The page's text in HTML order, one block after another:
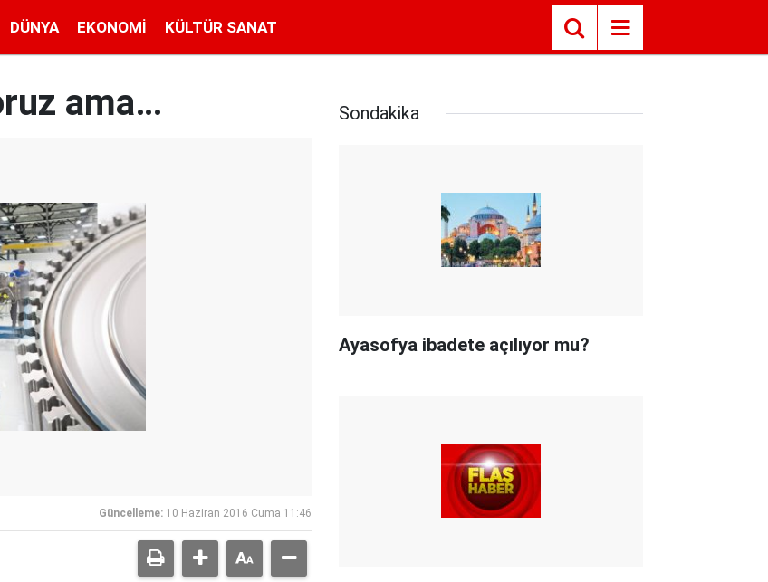
DÜNYA EKONOMI KÜLTÜR SANAT
ama…
Güncelleme: 10 Haziran 2016 Cuma 11:46
Sondakika
Ayasofya ibadete açılıyor mu?